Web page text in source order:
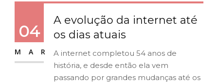
04
MAR
A evolução da internet até
os dias atuais
A internet completou 54 anos de
história, e desde então ela vem
passando por grandes mudanças até os